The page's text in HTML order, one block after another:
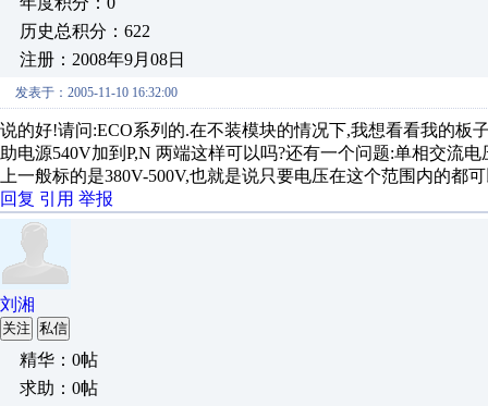
历史总积分：622
注册：2008年9月08日
发表于：2005-11-10 16:32:00
说的好!请问:ECO系列的.在不装模块的情况下,我想看看我的板
助电源540V加到P,N 两端这样可以吗?还有一个问题:单相交流
上一般标的是380V-500V,也就是说只要电压在这个范围内的都
回复 引用 举报
刘湘
关注 私信
精华：0帖
求助：0帖